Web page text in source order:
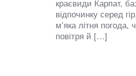
краєвиди Карпат,
відпочинку серед
м’яка літня погода,
повітря й […]